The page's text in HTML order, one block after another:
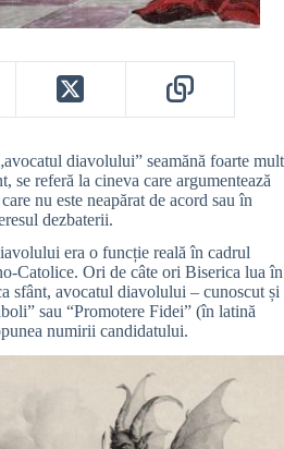
diavolului” seamănă foarte mult
se referă la cineva care argumentează
nu este neapărat de acord sau în
dezbaterii.
era o funcție reală în cadrul
Catolice. Ori de câte ori Biserica lua în
sfânt, avocatul diavolului – cunoscut și
sau “Promotere Fidei” (în latină
numirii candidatului.